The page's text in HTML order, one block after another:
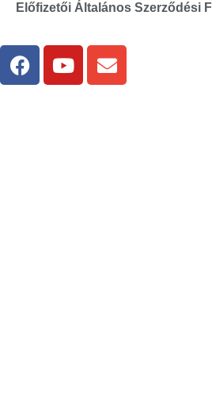
Előfizetői Általános Szerződési